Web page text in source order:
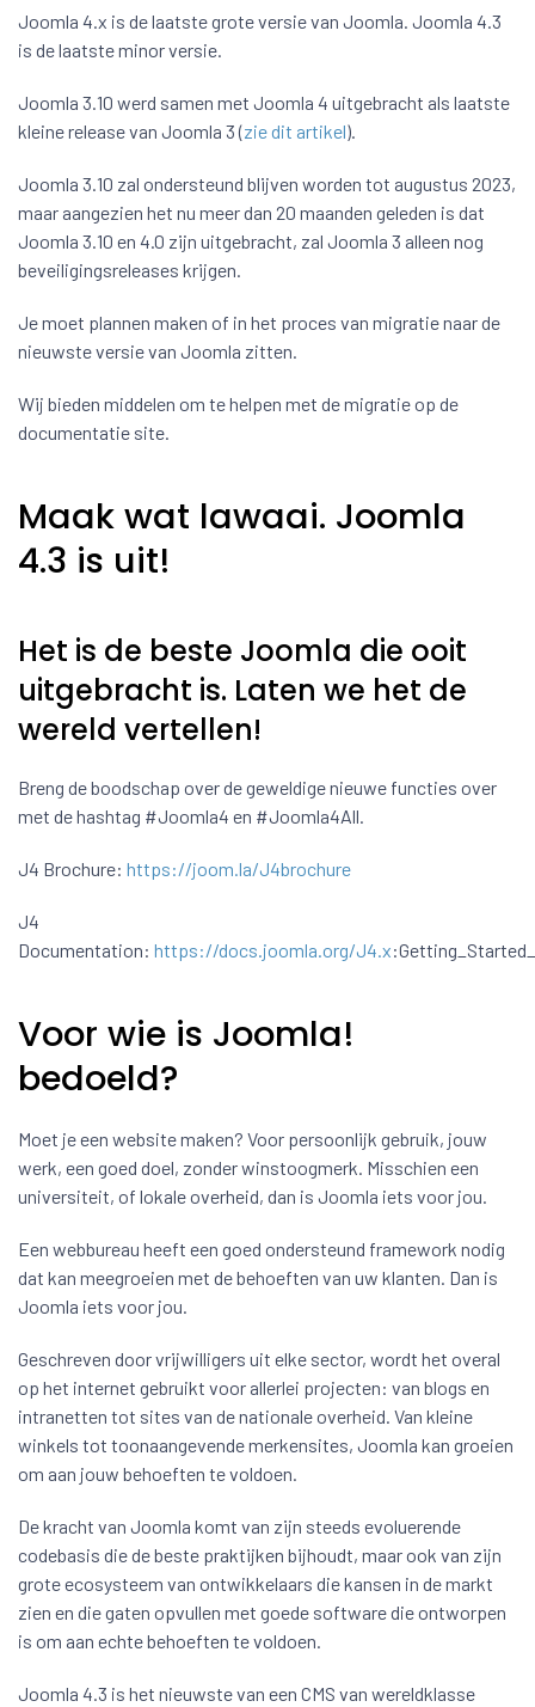
Joomla 4.x is de laatste grote versie van Joomla. Joomla 4.3
is de laatste minor versie.
Joomla 3.10 werd samen met Joomla 4 uitgebracht als laatste
kleine release van Joomla 3 (zie dit artikel).
Joomla 3.10 zal ondersteund blijven worden tot augustus 2023,
maar aangezien het nu meer dan 20 maanden geleden is dat
Joomla 3.10 en 4.0 zijn uitgebracht, zal Joomla 3 alleen nog
beveiligingsreleases krijgen.
Je moet plannen maken of in het proces van migratie naar de
nieuwste versie van Joomla zitten.
Wij bieden middelen om te helpen met de migratie op de
documentatie site.
Maak wat lawaai. Joomla
4.3 is uit!
Het is de beste Joomla die ooit
uitgebracht is. Laten we het de
wereld vertellen!
Breng de boodschap over de geweldige nieuwe functies over
met de hashtag #Joomla4 en #Joomla4All.
J4 Brochure: https://joom.la/J4brochure
J4
Documentation: https://docs.joomla.org/J4.x
Voor wie is Joomla!
bedoeld?
Moet je een website maken? Voor persoonlijk gebruik, jouw
werk, een goed doel, zonder winstoogmerk. Misschien een
universiteit, of lokale overheid, dan is Joomla iets voor jou.
Een webbureau heeft een goed ondersteund framework nodig
dat kan meegroeien met de behoeften van uw klanten. Dan is
Joomla iets voor jou.
Geschreven door vrijwilligers uit elke sector, wordt het overal
op het internet gebruikt voor allerlei projecten: van blogs en
intranetten tot sites van de nationale overheid. Van kleine
winkels tot toonaangevende merkensites, Joomla kan groeien
om aan jouw behoeften te voldoen.
De kracht van Joomla komt van zijn steeds evoluerende
codebasis die de beste praktijken bijhoudt, maar ook van zijn
grote ecosysteem van ontwikkelaars die kansen in de markt
zien en die gaten opvullen met goede software die ontworpen
is om aan echte behoeften te voldoen.
Joomla 4.3 is het nieuwste van een CMS van wereldklasse